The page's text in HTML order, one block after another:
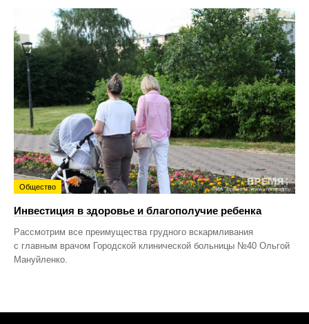
Общество
Инвестиция в здоровье и благополучие ребенка
Рассмотрим все преимущества грудного вскармливания
с главным врачом Городской клинической больницы №40 Ольгой
Мануйленко.